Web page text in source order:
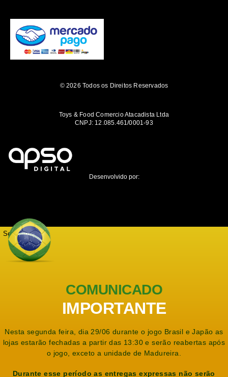
© 2026 Todos os Direitos Reservados
Toys & Food Comercio Atacadista Ltda
CNPJ: 12.085.461/0001-93
Desenvolvido por:
Seja notificado
COMUNICADO
IMPORTANTE
Nesta segunda feira, dia 29/06 durante o jogo Brasil e Japão as
lojas estarão fechadas a partir das 13:30 e serão reabertas após
o jogo, exceto a unidade de Madureira.
Durante esse período as entregas expressas não serão